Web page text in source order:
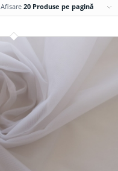
Afisare 20 Produse pe pagină